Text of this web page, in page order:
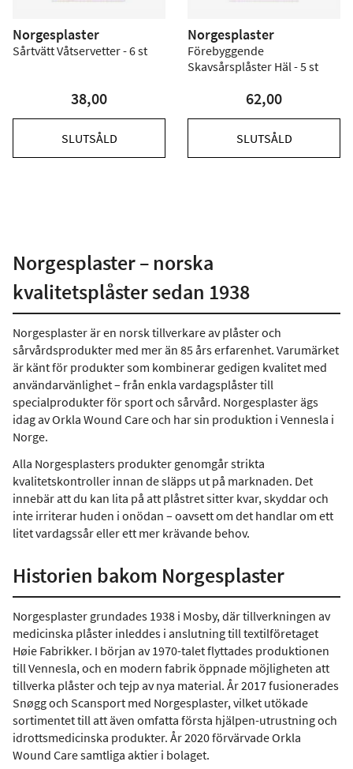
Norgesplaster
Sårtvätt Våtservetter - 6 st
38,00
SLUTSÅLD
Norgesplaster
Förebyggende
Skavsårsplåster Häl - 5 st
62,00
SLUTSÅLD
Norgesplaster – norska
kvalitetsplåster sedan 1938
Norgesplaster är en norsk tillverkare av plåster och
sårvårdsprodukter med mer än 85 års erfarenhet. Varumärket
är känt för produkter som kombinerar gedigen kvalitet med
användarvänlighet – från enkla vardagsplåster till
specialprodukter för sport och sårvård. Norgesplaster ägs
idag av Orkla Wound Care och har sin produktion i Vennesla i
Norge.
Alla Norgesplasters produkter genomgår strikta
kvalitetskontroller innan de släpps ut på marknaden. Det
innebär att du kan lita på att plåstret sitter kvar, skyddar och
inte irriterar huden i onödan – oavsett om det handlar om ett
litet vardagssår eller ett mer krävande behov.
Historien bakom Norgesplaster
Norgesplaster grundades 1938 i Mosby, där tillverkningen av
medicinska plåster inleddes i anslutning till textilföretaget
Høie Fabrikker. I början av 1970-talet flyttades produktionen
till Vennesla, och en modern fabrik öppnade möjligheten att
tillverka plåster och tejp av nya material. År 2017 fusionerades
Snøgg och Scansport med Norgesplaster, vilket utökade
sortimentet till att även omfatta första hjälpen-utrustning och
idrottsmedicinska produkter. År 2020 förvärvade Orkla
Wound Care samtliga aktier i bolaget.